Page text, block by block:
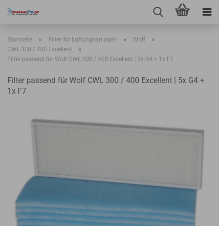
Startseite » Filter für Lüftungsanlagen » Wolf »
CWL 300 / 400 Excellent »
Filter passend für Wolf CWL 300 / 400 Excellent | 5x G4 + 1x F7
Filter passend für Wolf CWL 300 / 400 Excellent | 5x G4 +
1x F7